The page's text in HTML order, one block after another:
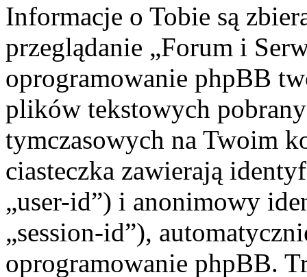
Informacje o Tobie są
przeglądanie „Forum i
oprogramowanie phpBB
plików tekstowych
tymczasowych na Twoim
ciasteczka zawierają
„user-id”) i anonimowy
„session-id”),
oprogramowanie phpBB.